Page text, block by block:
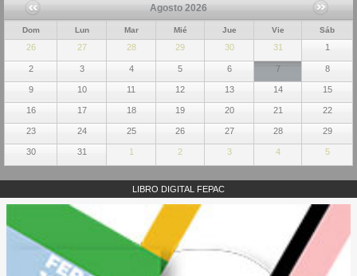
Agosto 2026
Dom Lun Mar Mié Jue Vie Sáb
26 27 28 29 30 31 1
2 3 4 5 6 7 8
9 10 11 12 13 14 15
16 17 18 19 20 21 22
23 24 25 26 27 28 29
30 31 1 2 3 4 5
LIBRO DIGITAL FEPAC